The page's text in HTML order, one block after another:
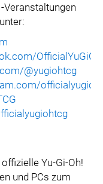
Veranstaltungen
@yugiohtcg
Yu-Gi-Oh!
und PCs zum